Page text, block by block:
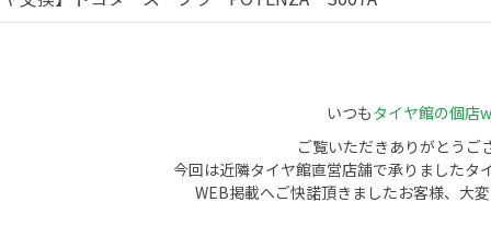
いつもタイヤ館の個店
ご覧いただきありがとうご
今回は近隣タイヤ館直営店舗で承りましたタ
WEB掲載へご快諾頂きましたお客様、大